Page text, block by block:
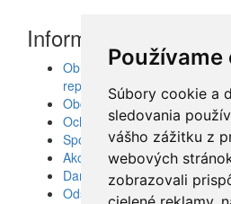
Používame
Súbory cookie a
sledovania
vášho zážitku z
webových
zobrazovali
Informácie
Obrazy, nálepky, fototapety,
reprodukcie
Obchodné podmienky
Ochrana osobných údajov
Spolupráca
Akcie a Doručenie
Darčekové poukážky
Odstúpenie od zmluvy -